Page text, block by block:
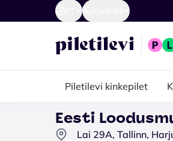
Piletilevi kinkepilet
Eesti
Lai 29A, Tallinn,